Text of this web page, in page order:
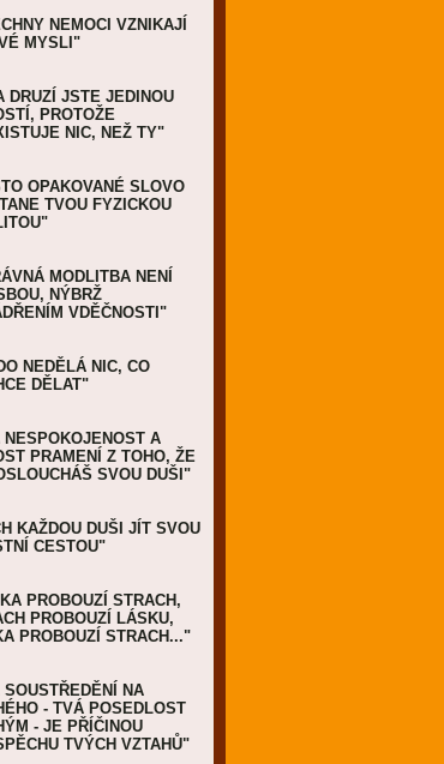
NEMOCI VZNIKAJÍ
MYSLI"
DRUZÍ JSTE JEDINOU
PROTOŽE
NIC, NEŽ TY"
OPAKOVANÉ SLOVO
TVOU FYZICKOU
MODLITBA NENÍ
NÝBRŽ
VDĚČNOSTI"
NEDĚLÁ NIC, CO
DĚLAT"
A
PRAMENÍ Z TOHO, ŽE
SVOU DUŠI"
KAŽDOU DUŠI JÍT SVOU
CESTOU"
PROBOUZÍ STRACH,
PROBOUZÍ LÁSKU,
PROBOUZÍ STRACH..."
NA
- TVÁ POSEDLOST
- JE PŘÍČINOU
TVÝCH VZTAHŮ"